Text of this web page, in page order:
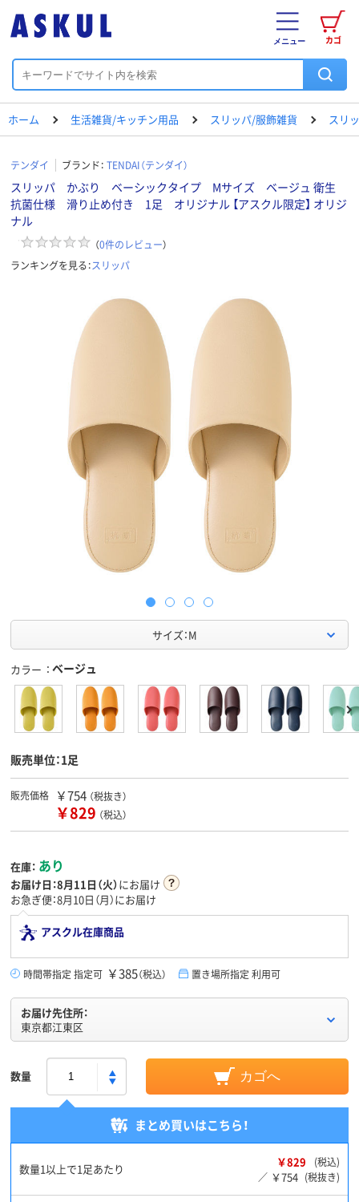
カゴ
メニュー
ホーム 生活雑貨/キッチン用品 スリッパ/服飾雑貨 スリ
テンダイ ブランド： TENDAI（テンダイ）
スリッパ かぶり ベーシックタイプ Mサイズ ベージュ 衛生
抗菌仕様 滑り止め付き 1足 オリジナル 【アスクル限定】 オリジ
ナル
（0件のレビュー）
ランキングを見る：スリッパ
サイズ：M
カラー ベージュ
販売単位：1足
販売価格 ￥754 （税抜き）
￥829 （税込）
在庫： あり
お届け日：8月11日（火）にお届け
お急ぎ便：8月10日（月）にお届け
アスクル在庫商品
時間帯指定 指定可 ￥385（税込） 置き場所指定 利用可
お届け先住所：
東京都江東区
数量 カゴへ
まとめ買いはこちら！
数量1以上で1足あたり ￥829
(税込)
／ ￥754 (税抜き)